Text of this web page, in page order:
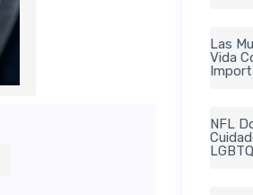
Las
Vida
NFL